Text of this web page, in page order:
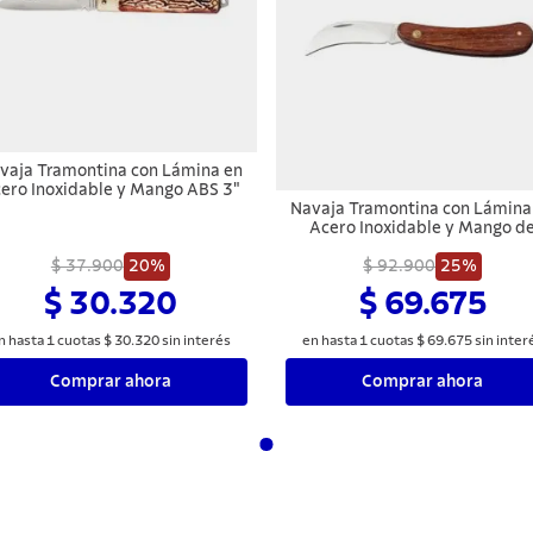
Tramontina con Lámina en
Inoxidable y Mango ABS 3"
$ 37.900 20%
$ 30.320
hasta 1 cuotas $ 30.320sin interés
Comprar ahora
Navaja Tramontina con Lámina
Acero Inoxidable y Mango de
$ 92.900 25%
$ 69.675
en hasta 1 cuotas $69.675sin
Comprar ahora